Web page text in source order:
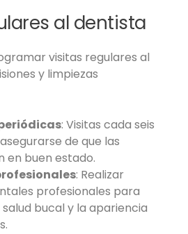
al dentista
visitas regulares al
y limpiezas
: Visitas cada seis
de que las
en buen estado.
: Realizar
profesionales para
bucal y la apariencia